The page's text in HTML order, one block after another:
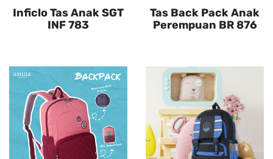
Inficlo Tas Anak SGT
INF 783
Tas Back Pack Anak
Perempuan BR 876